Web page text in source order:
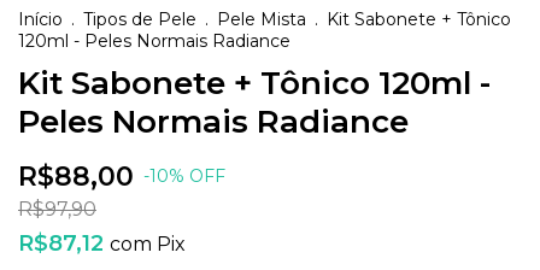
Início . Tipos de Pele . Pele Mista . Kit Sabonete + Tônico
120ml - Peles Normais Radiance
Kit Sabonete + Tônico 120ml -
Peles Normais Radiance
R$88,00 -10% OFF
R$97,90
R$87,12 com Pix